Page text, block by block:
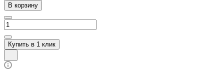
В корзину
Купить в 1 клик